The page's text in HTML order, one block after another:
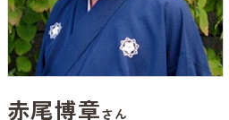
赤尾博章さん